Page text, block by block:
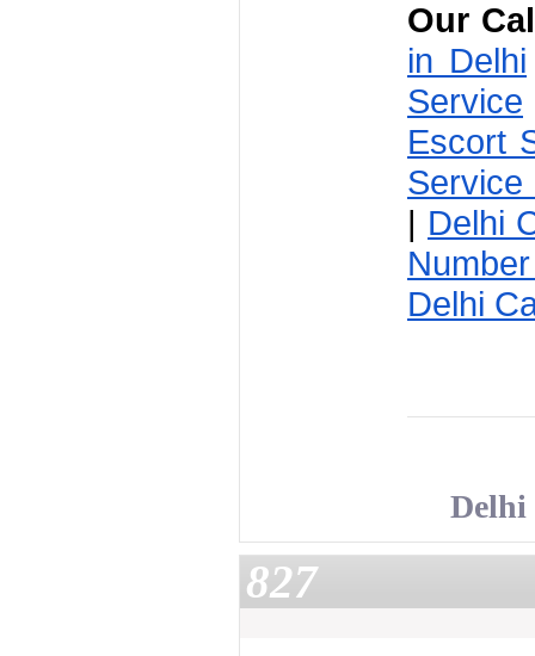
Our
in Delhi
Service
Escort
Service
| Delhi
Delhi
Delhi
827